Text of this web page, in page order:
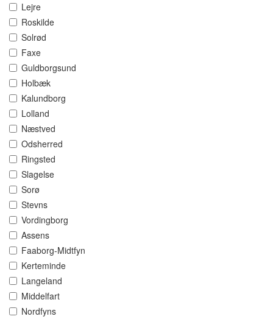
Lejre
Roskilde
Solrød
Faxe
Guldborgsund
Holbæk
Kalundborg
Lolland
Næstved
Odsherred
Ringsted
Slagelse
Sorø
Stevns
Vordingborg
Assens
Faaborg-Midtfyn
Kerteminde
Langeland
Middelfart
Nordfyns